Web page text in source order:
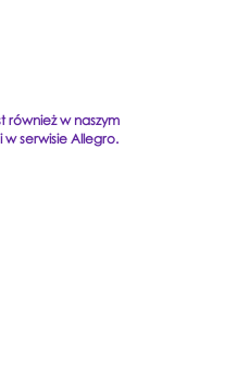
również w naszym
w serwisie Allegro.